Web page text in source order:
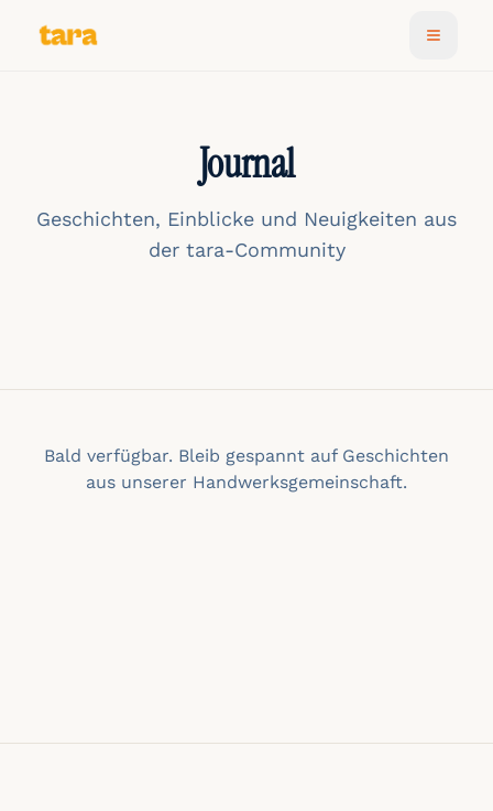
Journal
Geschichten, Einblicke und Neuigkeiten aus
der tara-Community
Bald verfügbar. Bleib gespannt auf Geschichten
aus unserer Handwerksgemeinschaft.